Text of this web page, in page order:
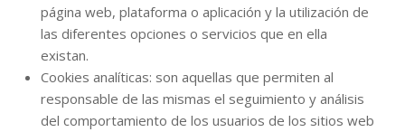
página web, plataforma o aplicación y la utilización de
las diferentes opciones o servicios que en ella
existan.
Cookies analíticas: son aquellas que permiten al
responsable de las mismas el seguimiento y análisis
del comportamiento de los usuarios de los sitios web